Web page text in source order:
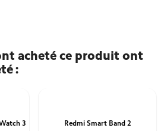
acheté ce produit ont
:
3
Redmi Smart Band 2